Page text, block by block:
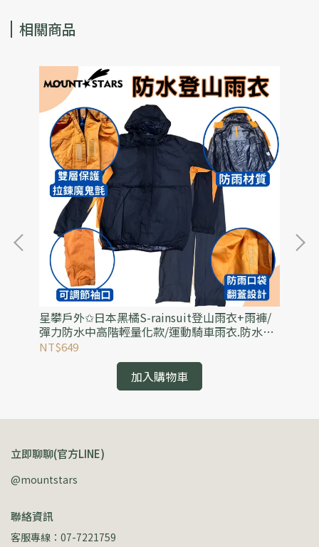
相關商品
星攀戶外✩日本黑橘S-rainsuit登山雨衣+雨褲/
彈力防水中高階輕量化款/運動騎車雨衣.防水透
氣雨衣(可當風雨衣)
NT$649
加入購物車
立即聊聊(官方LINE)
@mountstars
聯絡資訊
客服專線：07-7221759